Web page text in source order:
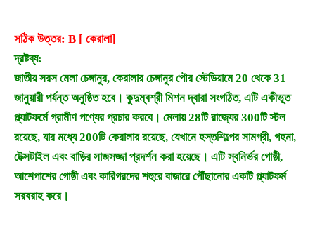
সঠিক উত্তর: B [ কেরালা]
দ্রষ্টব্য:
জাতীয় সরস মেলা চেঙ্গানুর, কেরালার চেঙ্গানুর পৌর স্টেডিয়ামে 20 থেকে 31
জানুয়ারী পর্যন্ত অনুষ্ঠিত হবে। কুদুম্বশ্রী মিশন দ্বারা সংগঠিত, এটি একীভূত
প্ল্যাটফর্মে গ্রামীণ পণ্যের প্রচার করবে। মেলায় 28টি রাজ্যের 300টি স্টল
রয়েছে, যার মধ্যে 200টি কেরালার রয়েছে, যেখানে হস্তশিল্পের সামগ্রী, গহনা,
টেক্সটাইল এবং বাড়ির সাজসজ্জা প্রদর্শন করা হয়েছে। এটি স্বনির্ভর গোষ্ঠী,
আশেপাশের গোষ্ঠী এবং কারিগরদের শহুরে বাজারে পৌঁছানোর একটি প্ল্যাটফর্ম
সরবরাহ করে।